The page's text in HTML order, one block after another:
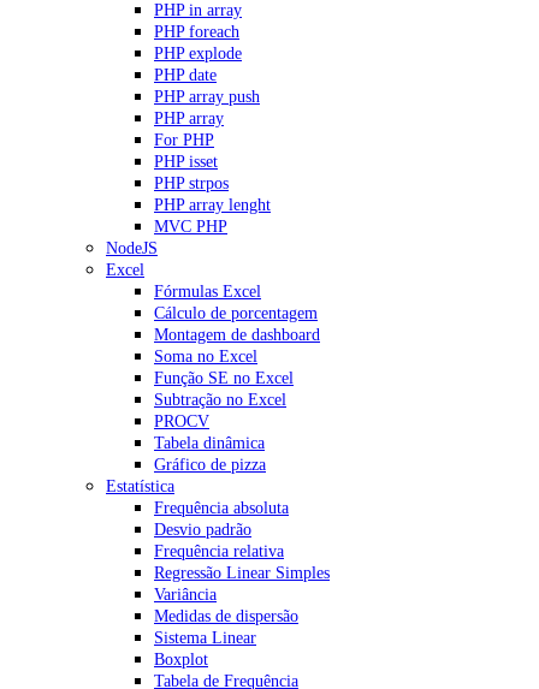
PHP in array
PHP foreach
PHP explode
PHP date
PHP array push
PHP array
For PHP
PHP isset
PHP strpos
PHP array lenght
MVC PHP
NodeJS
Excel
Fórmulas Excel
Cálculo de porcentagem
Montagem de dashboard
Soma no Excel
Função SE no Excel
Subtração no Excel
PROCV
Tabela dinâmica
Gráfico de pizza
Estatística
Frequência absoluta
Desvio padrão
Frequência relativa
Regressão Linear Simples
Variância
Medidas de dispersão
Sistema Linear
Boxplot
Tabela de Frequência